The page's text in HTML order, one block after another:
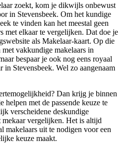
zoekt, kom je dikwijls onbewust
in Stevensbeek. Om het kundige
te vinden kan het meestal geen
met elkaar te vergelijken. Dat doe je
als Makelaar-kaart. Op die
vakkundige makelaars in
bespaar je ook nog eens royaal
in Stevensbeek. Wel zo aangenaam
Dan krijg je binnen
helpen met de passende keuze te
verscheidene deskundige
mekaar vergelijken. Het is altijd
makelaars uit te nodigen voor een
keuze maakt.